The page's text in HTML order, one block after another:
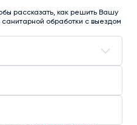
рассказать, как решить Вашу
обработки с выездом